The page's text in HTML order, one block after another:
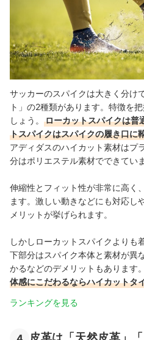
サッカーのスパイクは大きく分け
ト」の2種類があります。特徴を
しょう。
ローカットスパイクは普
トスパイクはスパイクの履き口に
アディダスのハイカット素材はプ
分はポリエステル素材でできていま
伸縮性とフィット性が非常に高く
ます。激しい動きなどにも対応し
メリットが挙げられます。
しかしローカットスパイクよりも
下部分はスパイク本体と素材が異
かるなどのデメリットもあります
体感にこだわるならハイカットタ
ランキングを見る
皮革は「天然皮革」